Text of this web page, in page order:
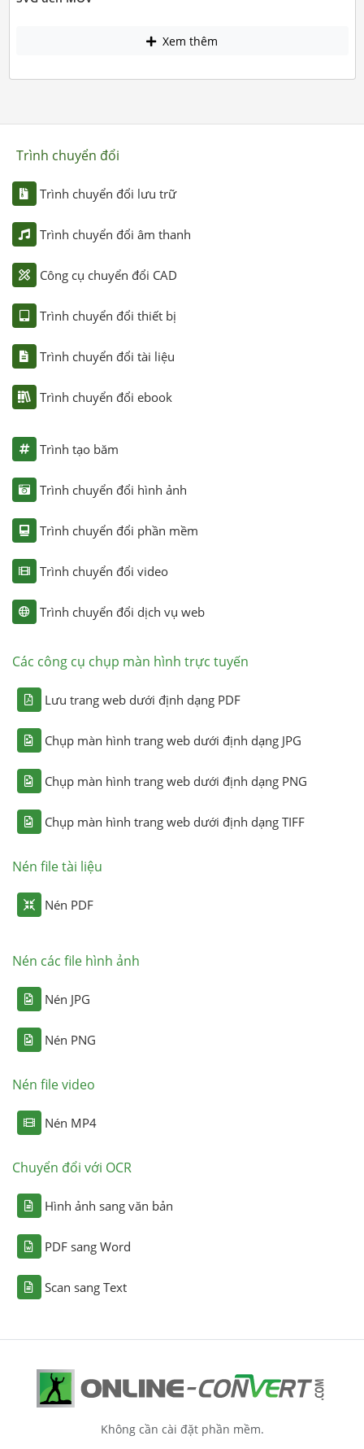
Xem thêm
Trình chuyển đổi
Trình chuyển đổi lưu trữ
Trình chuyển đổi âm thanh
Công cụ chuyển đổi CAD
Trình chuyển đổi thiết bị
Trình chuyển đổi tài liệu
Trình chuyển đổi ebook
Trình tạo băm
Trình chuyển đổi hình ảnh
Trình chuyển đổi phần mềm
Trình chuyển đổi video
Trình chuyển đổi dịch vụ web
Các công cụ chụp màn hình trực tuyến
Lưu trang web dưới định dạng PDF
Chụp màn hình trang web dưới định dạng JPG
Chụp màn hình trang web dưới định dạng PNG
Chụp màn hình trang web dưới định dạng TIFF
Nén file tài liệu
Nén PDF
Nén các file hình ảnh
Nén JPG
Nén PNG
Nén file video
Nén MP4
Chuyển đổi với OCR
Hình ảnh sang văn bản
PDF sang Word
Scan sang Text
Không cần cài đặt phần mềm.